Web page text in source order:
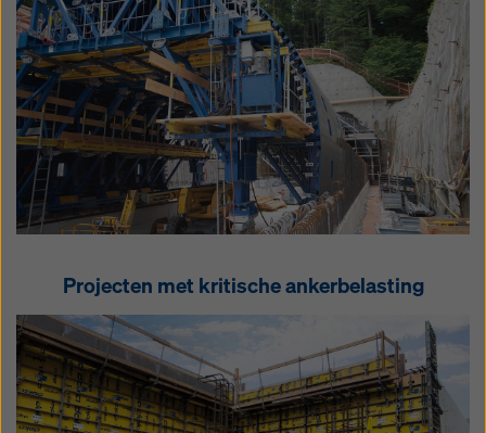
Projecten met kritische ankerbelasting